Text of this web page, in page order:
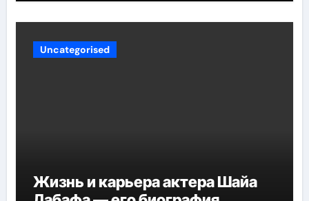
Uncategorised
Жизнь и карьера актера Шайа